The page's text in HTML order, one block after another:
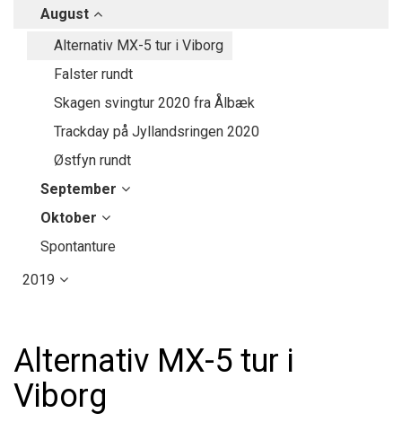
August
Alternativ MX-5 tur i Viborg
Falster rundt
Skagen svingtur 2020 fra Ålbæk
Trackday på Jyllandsringen 2020
Østfyn rundt
September
Oktober
Spontanture
2019
Alternativ MX-5 tur i
Viborg